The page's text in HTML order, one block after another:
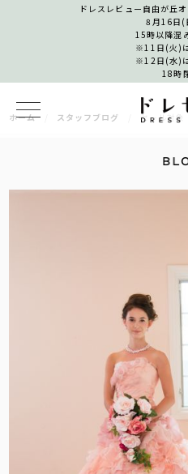
ドレスレビュー自由が丘
8月16日(
15時以降混
※11日(火)
※12日(水)
18時
ホーム スタッフブログ セール対象